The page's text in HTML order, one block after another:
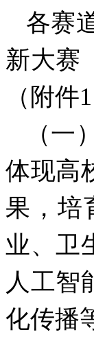
各赛
新大赛
（附
（
体现高
果，培
业、卫
人工智
化传播